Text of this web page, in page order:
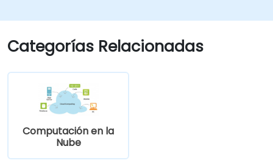
Categorías Relacionadas
Computación en la
Nube